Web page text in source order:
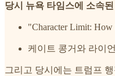
당시 뉴욕 타임스에 소속된
"Character Limit:
케이트 콩거와 라이
그리고 당시에는 트럼프